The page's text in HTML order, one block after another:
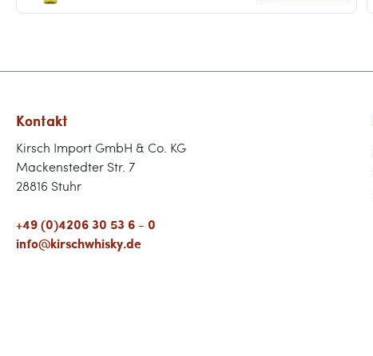
Kontakt
Kirsch Import GmbH & Co. KG
Mackenstedter Str. 7
28816 Stuhr
+49 (0)4206 30 53 6 - 0
info@kirschwhisky.de